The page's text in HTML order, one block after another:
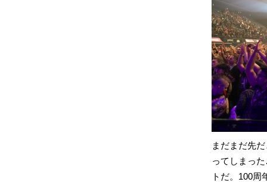
まだまだ先
ってしまっ
トだ。100